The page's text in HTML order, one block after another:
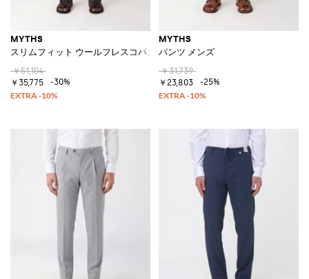
MYTHS
スリムフィット ウールフレスコパンツ
￥51,104
￥35,775
-30%
MYTHS
パンツ メンズ
￥31,739
￥23,803
-25%